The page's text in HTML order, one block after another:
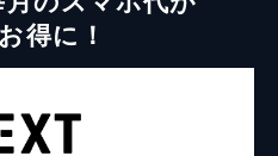
得に！